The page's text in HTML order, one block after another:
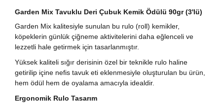
Garden Mix Tavuklu Deri Çubuk Kemik Ödülü 90gr (3'lü)
Garden Mix kalitesiyle sunulan bu rulo (roll) kemikler,
köpeklerin günlük çiğneme aktivitelerini daha eğlenceli ve
lezzetli hale getirmek için tasarlanmıştır.
Yüksek kaliteli sığır derisinin özel bir teknikle rulo haline
getirilip içine nefis tavuk eti eklenmesiyle oluşturulan bu ürün,
hem ödül hem de oyalama amacıyla idealdir.
Ergonomik Rulo Tasarım